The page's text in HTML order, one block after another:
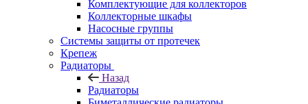
Комплектующие для коллекторов
Коллекторные шкафы
Насосные группы
Системы защиты от протечек
Крепеж
Радиаторы
Назад
Радиаторы